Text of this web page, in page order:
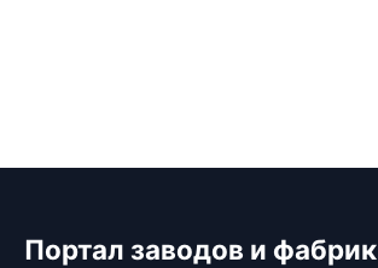
Портал заводов и фабрик